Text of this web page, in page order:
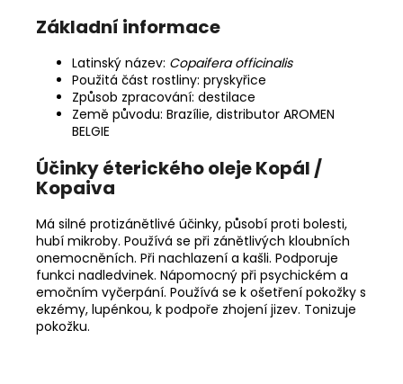
Základní informace
Latinský název: Copaifera officinalis
Použitá část rostliny: pryskyřice
Způsob zpracování: destilace
Země původu: Brazílie, distributor AROMEN
BELGIE
Účinky éterického oleje Kopál /
Kopaiva
Má silné protizánětlivé účinky, působí proti bolesti,
hubí mikroby. Používá se při zánětlivých kloubních
onemocněních. Při nachlazení a kašli. Podporuje
funkci nadledvinek. Nápomocný při psychickém a
emočním vyčerpání. Používá se k ošetření pokožky s
ekzémy, lupénkou, k podpoře zhojení jizev. Tonizuje
pokožku.